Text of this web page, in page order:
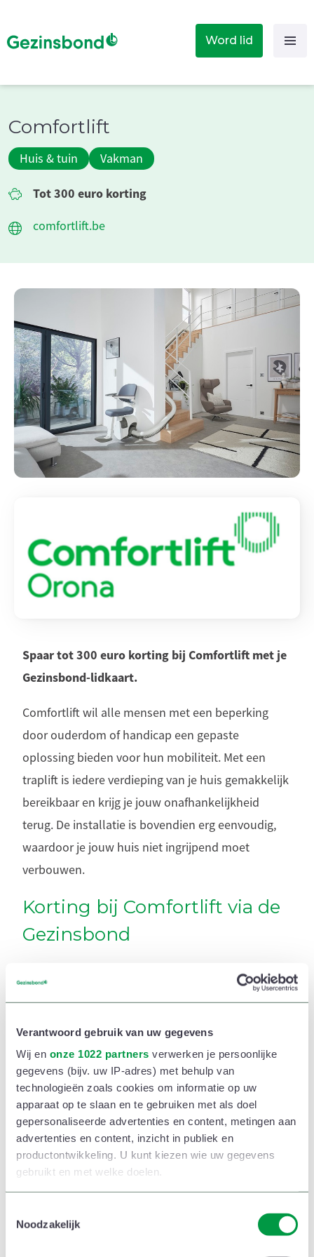
Verantwoord gebruik van uw gegevens
Wij en onze 1022 partners verwerken je persoonlijke
gegevens (bijv. uw IP-adres) met behulp van
technologieën zoals cookies om informatie op uw
apparaat op te slaan en te gebruiken met als doel
gepersonaliseerde advertenties en content, metingen aan
advertenties en content, inzicht in publiek en
productontwikkeling. U kunt kiezen wie uw gegevens
gebruikt en met welke doelen.
Informatie verzamelen over uw geografische
Noodzakelijk
Word lid
Comfortlift
Huis & tuin Vakman
Tot 300 euro korting
comfortlift.be
Spaar tot 300 euro korting bij Comfortlift met je
Gezinsbond-lidkaart.
Comfortlift wil alle mensen met een beperking
door ouderdom of handicap een gepaste
oplossing bieden voor hun mobiliteit. Met een
traplift is iedere verdieping van je huis gemakkelijk
bereikbaar en krijg je jouw onafhankelijkheid
terug. De installatie is bovendien erg eenvoudig,
waardoor je jouw huis niet ingrijpend moet
verbouwen.
Korting bij Comfortlift via de
Gezinsbond
200 euro spaarkorting bij aankoop van een
rechte traplift
gebogen traplift
5% spaarkorting op de onderhoudscontracten
van Comfortlift
Hoe werkt het?
Om van de korting te kunnen genieten, stuur je
(sales@comfortlift.be